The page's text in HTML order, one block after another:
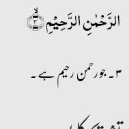
الرَّحۡمٰنِ الرَّحِیۡمِ ۙ﴿۳﴾
۳۔ جو رحمن رحیم ہے۔